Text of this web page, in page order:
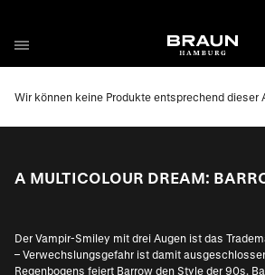
Wir können keine Produkte entsprechend dieser
A MULTICOLOUR DREAM:
Der Vampir-Smiley mit drei Augen ist das
– Verwechslungsgefahr ist damit
Regenbogens feiert Barrow den Style der 90s.